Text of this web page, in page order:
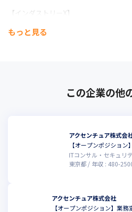
【インダストリーX】
あらゆる段階におけるデジタル変革を
顧客と企業の関係性を再構築し、企業
もっと見る
この企業の他
アクセンチュア株式会
【オープンポジショ
ITコンサル・セキュリ
東京都
年収 : 480-
アクセンチュア株式会社
【オープンポジション】業